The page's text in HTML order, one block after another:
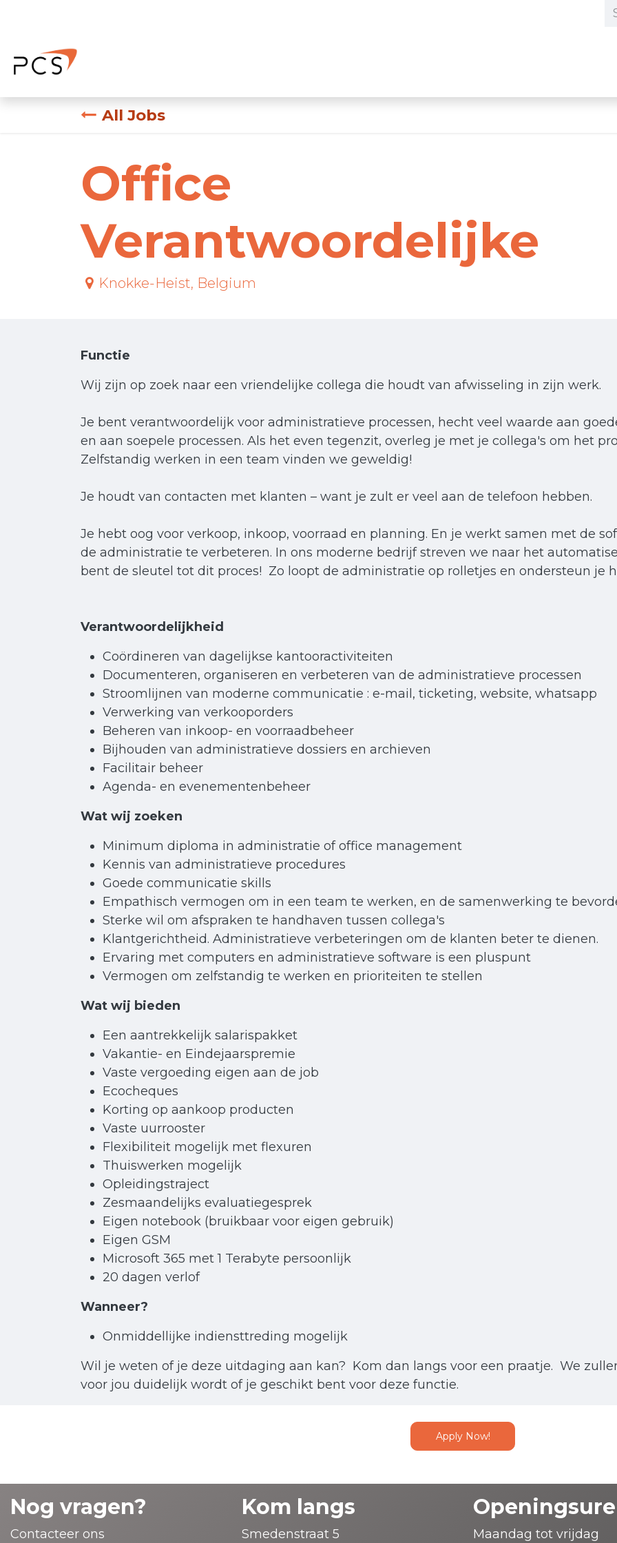
All Jobs
Office
Verantwoordelijke
Knokke-Heist, Belgium
Functie
Wij zijn op zoek naar een vriendelijke collega die houdt van afwisseling in zijn werk.
Je bent verantwoordelijk voor administratieve processen, hecht veel waarde aan
en aan soepele processen. Als het even tegenzit, overleg je met je collega's om het
Zelfstandig werken in een team vinden we geweldig!
Je houdt van contacten met klanten – want je zult er veel aan de telefoon hebben.
Je hebt oog voor verkoop, inkoop, voorraad en planning. En je werkt samen met de
de administratie te verbeteren. In ons moderne bedrijf streven we naar het
bent de sleutel tot dit proces! Zo loopt de administratie op rolletjes en ondersteun je
Verantwoordelijkheid
Coördineren van dagelijkse kantooractiviteiten
Documenteren, organiseren en verbeteren van de administratieve processen
Stroomlijnen van moderne communicatie : e-mail, ticketing, website, whatsapp
Verwerking van verkooporders
Beheren van inkoop- en voorraadbeheer
Bijhouden van administratieve dossiers en archieven
Facilitair beheer
Agenda- en evenementenbeheer
Wat wij zoeken
Minimum diploma in administratie of office management
Kennis van administratieve procedures
Goede communicatie skills
Empathisch vermogen om in een team te werken, en de samenwerking te
Sterke wil om afspraken te handhaven tussen collega's
Klantgerichtheid. Administratieve verbeteringen om de klanten beter te dienen.
Ervaring met computers en administratieve software is een pluspunt
Vermogen om zelfstandig te werken en prioriteiten te stellen
Wat wij bieden
Een aantrekkelijk salarispakket
Vakantie- en Eindejaarspremie
Vaste vergoeding eigen aan de job
Ecocheques
Korting op aankoop producten
Vaste uurrooster
Flexibiliteit mogelijk met flexuren
Thuiswerken mogelijk
Opleidingstraject
Zesmaandelijks evaluatiegesprek
Eigen notebook (bruikbaar voor eigen gebruik)
Eigen GSM
Microsoft 365 met 1 Terabyte persoonlijk
20 dagen verlof
Wanneer?
Onmiddellijke indiensttreding mogelijk
Wil je weten of je deze uitdaging aan kan? Kom dan langs voor een praatje. We
voor jou duidelijk wordt of je geschikt bent voor deze functie.
Apply Now!
Nog vragen?
Contacteer ons
Kom langs
Smedenstraat 5 Maandag tot vrijdag